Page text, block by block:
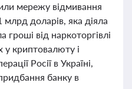
мережу відмивання
доларів, яка діяла
гроші від наркоторгівлі
у криптовалюту і
Росії в Україні,
банку в